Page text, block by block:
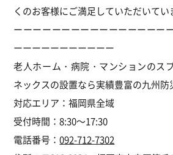
くのお客様にご満足していただいてい
ーーーーーーーーーーーーーーーー
ーーーーーーーーーーー
老人ホーム・病院・マンションのス
ネックスの設置なら実績豊富の九州防
対応エリア：福岡県全域
受付時間：8:30～17:30
電話番号：092-712-7302